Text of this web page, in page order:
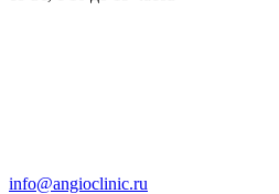
info@angioclinic.ru